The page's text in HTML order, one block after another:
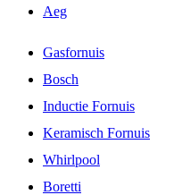
Aeg
Gasfornuis
Bosch
Inductie Fornuis
Keramisch Fornuis
Whirlpool
Boretti